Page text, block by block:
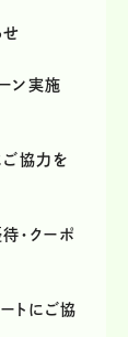
せ
ン実施
協力を
・クーポ
トにご協